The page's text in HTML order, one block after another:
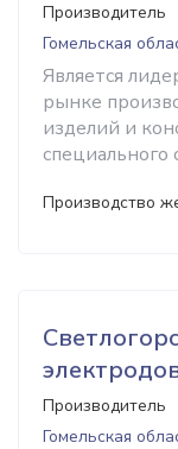
Производитель
Гомельская
Является
рынке
изделий и
специального
Производство
Производитель
Гомельская